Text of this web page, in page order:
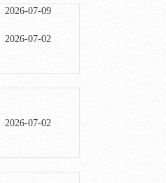
2026-07-09
2026-07-02
2026-07-02